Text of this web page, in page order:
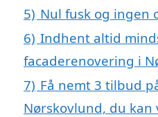
5) Nul fusk og ingen
6) Indhent altid
facaderenovering i
7) Få nemt 3 tilbud
Nørskovlund, du